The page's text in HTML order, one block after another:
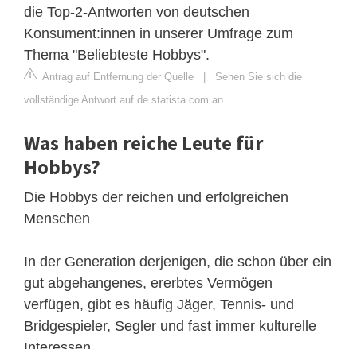
die Top-2-Antworten von deutschen
Konsument:innen in unserer Umfrage zum
Thema "Beliebteste Hobbys".
Antrag auf Entfernung der Quelle | Sehen Sie sich die
vollständige Antwort auf de.statista.com an
Was haben reiche Leute für
Hobbys?
Die Hobbys der reichen und erfolgreichen
Menschen
In der Generation derjenigen, die schon über ein
gut abgehangenes, ererbtes Vermögen
verfügen, gibt es häufig Jäger, Tennis- und
Bridgespieler, Segler und fast immer kulturelle